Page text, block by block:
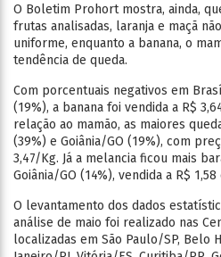
O Boletim Prohort mostra, ainda,
frutas analisadas, laranja e maçã
uniforme, enquanto a banana, o
tendência de queda.
Com porcentuais negativos em
(19%), a banana foi vendida a R$
relação ao mamão, as maiores
(39%) e Goiânia/GO (19%), com
3,47/Kg. Já a melancia ficou mais
Goiânia/GO (14%), vendida a R$
O levantamento dos dados
análise de maio foi realizado nas
localizadas em São Paulo/SP, Belo